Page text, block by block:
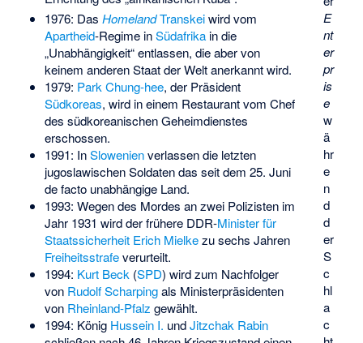
E
nt
er
pr
is
e
w
ä
hr
e
n
d
d
er
S
c
hl
a
c
1976: Das Homeland Transkeiwird vom
Apartheid-Regime inSüdafrikain die
„Unabhängigkeit“ entlassen, die aber von
keinem anderen Staat der Welt anerkannt wird.
1979: Park Chung-hee, der Präsident
Südkoreas, wird in einem Restaurant vom Chef
des südkoreanischen Geheimdienstes
erschossen.
1991: InSlowenienverlassen die letzten
jugoslawischen Soldaten das seit dem 25. Juni
de facto unabhängige Land.
1993: Wegen des Mordes an zwei Polizisten im
Jahr 1931 wird der frühere DDR-Minister für
Staatssicherheit Erich Mielkezu sechs Jahren
Freiheitsstrafeverurteilt.
1994: Kurt Beck(SPD) wird zum Nachfolger
von Rudolf Scharpingals Ministerpräsidenten
von Rheinland-Pfalz gewählt.
1994: König Hussein I. undJitzchak Rabin